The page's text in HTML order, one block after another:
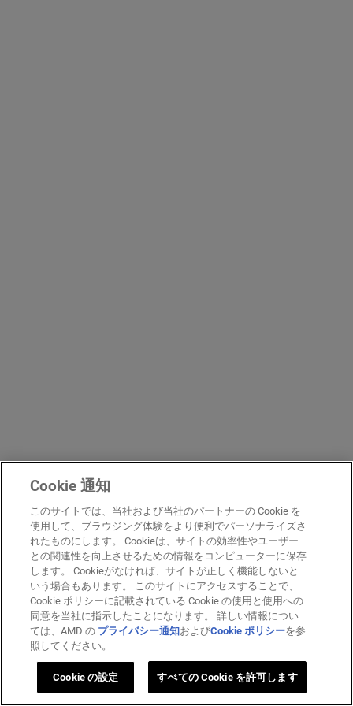
Cookie 通知
このサイトでは、当社および当社のパートナーの Cookie を
使用して、ブラウジング体験をより便利でパーソナライズさ
れたものにします。 Cookieは、サイトの効率性やユーザー
との関連性を向上させるための情報をコンピューターに保存
します。 Cookieがなければ、サイトが正しく機能しないと
いう場合もあります。 このサイトにアクセスすることで、
Cookie ポリシーに記載されている Cookie の使用と使用への
同意を当社に指示したことになります。 詳しい情報につい
ては、AMD の プライバシー通知およびCookie ポリシーを参
照してください。
Cookie の設定 すべての Cookie を許可します